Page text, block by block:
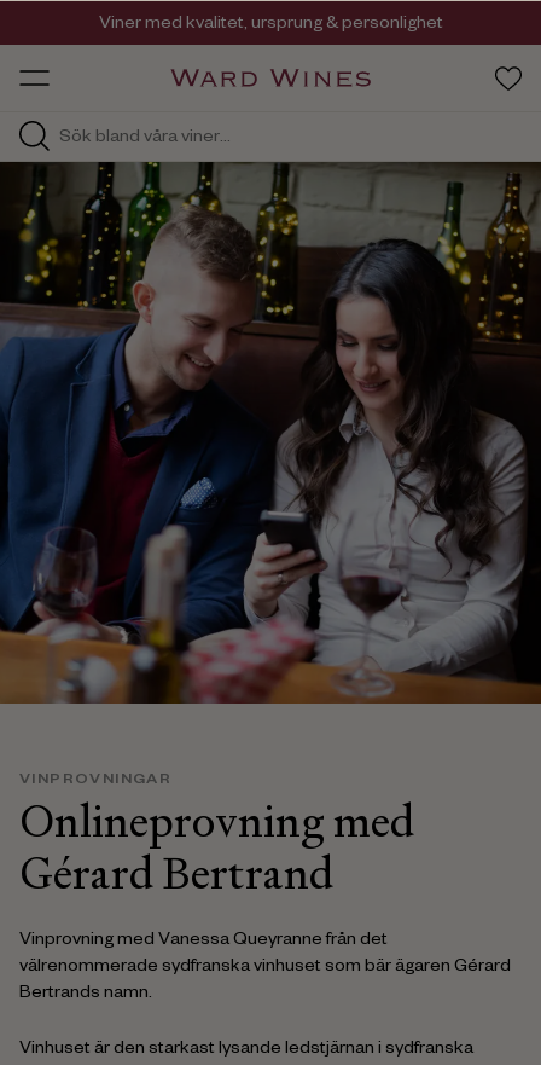
HOS
Viner med kvalitet, ursprung & personlighet
Så går det till när du handlar våra viner.
VINPROVNINGAR
Onlineprovning med
Gérard Bertrand
Vinprovning med Vanessa Queyranne från det
välrenommerade sydfranska vinhuset som bär ägaren Gérard
Bertrands namn.
Vinhuset är den starkast lysande ledstjärnan i sydfranska